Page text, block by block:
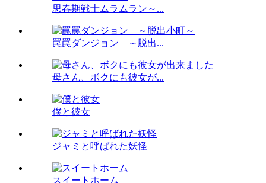
思春期戦士ムラムラン～...
罠罠ダンジョン ～脱出...
母さん、ボクにも彼女が...
僕と彼女
ジャミと呼ばれた妖怪
スイートホーム